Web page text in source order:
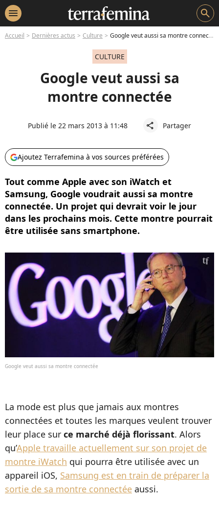
menu search
Accueil Dernières actus Culture Google veut aussi sa montre connectée
CULTURE
Google veut aussi sa
montre connectée
Publié le 22 mars 2013 à 11:48 share Partager
Ajoutez Terrafemina à vos sources préférées
Tout comme Apple avec son iWatch et
Samsung, Google voudrait aussi sa montre
connectée. Un projet qui devrait voir le jour
dans les prochains mois. Cette montre pourrait
être utilisée sans smartphone.
Google veut aussi sa montre connectée
La mode est plus que jamais aux montres
connectées et toutes les marques veulent trouver
leur place sur ce marché déjà florissant. Alors
qu’Apple travaille actuellement sur son projet de
montre iWatch qui pourra être utilisée avec un
appareil iOS, Samsung est en train de préparer la
sortie de sa montre connectée aussi.